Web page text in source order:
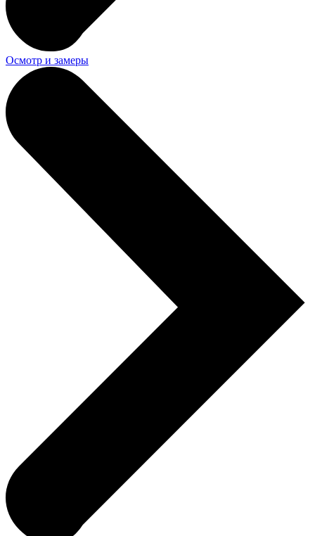
Осмотр и замеры